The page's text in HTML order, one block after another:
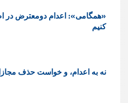
«همگامی»: اعدام دومعترض در
کنیم
نه به اعدام، و خواست حذف